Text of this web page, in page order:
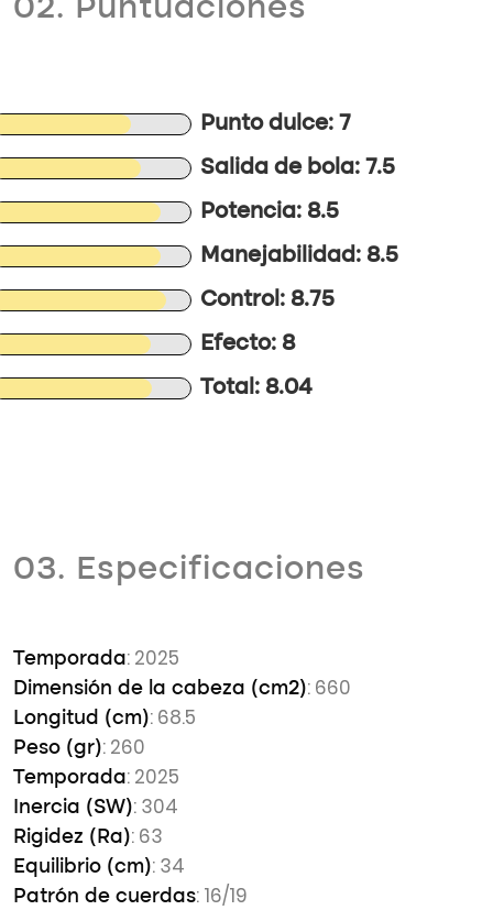
02. Puntuaciones
Punto dulce: 7
Salida de bola: 7.5
Potencia: 8.5
Manejabilidad: 8.5
Control: 8.75
Efecto: 8
Total: 8.04
03. Especificaciones
Temporada: 2025
Dimensión de la cabeza (cm2): 660
Longitud (cm): 68.5
Peso (gr): 260
Temporada: 2025
Inercia (SW): 304
Rigidez (Ra): 63
Equilibrio (cm): 34
Patrón de cuerdas: 16/19